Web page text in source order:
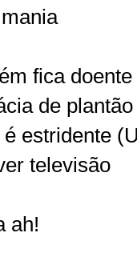
fica
de plantão
estridente
televisão
ah!